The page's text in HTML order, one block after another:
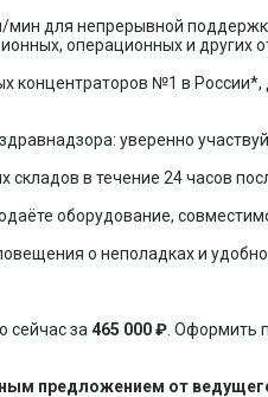
для непрерывной
операционных и других
№1 в России*,
уверенно
в течение 24 часов
оборудование,
о неполадках и
сейчас за 465 000 ₽ . Оформить
предложением от